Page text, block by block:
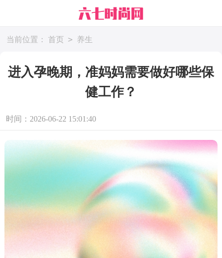
当前位置： 首页 > 养生
进入孕晚期，准妈妈需要做好哪些保
健工作？
时间：2026-06-22 15:01:40